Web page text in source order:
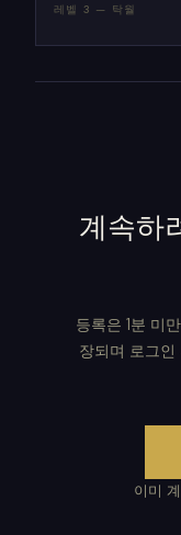
레벨 3 — 탁월
계속하
등록은 1분 미
장되며 로그인
이미